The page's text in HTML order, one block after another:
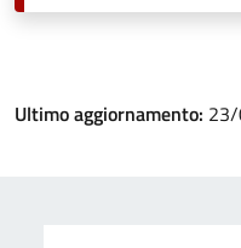
Ultimo aggiornamento: